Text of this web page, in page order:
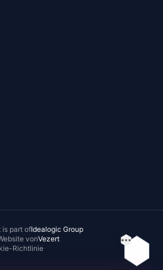
is part ofIdealogic Group
vonVezert
Richtlinie